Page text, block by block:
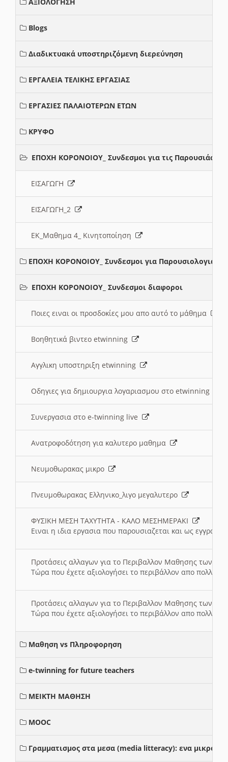
Blogs
Διαδικτυακά υποστηριζόμενη διερεύνηση
ΕΡΓΑΛΕΙΑ ΤΕΛΙΚΗΣ ΕΡΓΑΣΙΑΣ
ΕΡΓΑΣΙΕΣ ΠΑΛΑΙΟΤΕΡΩΝ ΕΤΩΝ
ΚΡΥΦΟ
ΕΠΟΧΗ ΚΟΡΟΝΟΙΟΥ_ Συνδεσμοι για τις Παρουσιάσεις
ΕΙΣΑΓΩΓΗ
ΕΙΣΑΓΩΓΗ_2
ΕΚ_Μαθημα 4_ Κινητοποίηση
ΕΠΟΧΗ ΚΟΡΟΝΟΙΟΥ_ Συνδεσμοι για Παρουσιολογια
ΕΠΟΧΗ ΚΟΡΟΝΟΙΟΥ_ Συνδεσμοι διαφοροι
Ποιες ειναι οι προσδοκίες μου απο αυτό το μάθημα
Βοηθητικά βιντεο etwinning
Αγγλικη υποστηριξη etwinning
Οδηγιες για δημιουργια λογαριασμου στο etwinning
Συνεργασια στο e-twinning live
Ανατροφοδότηση για καλυτερο μαθημα
Νευμοθωρακας μικρο
Πνευμοθωρακας Ελληνικο_λιγο μεγαλυτερο
ΦΥΣΙΚΗ ΜΕΣΗ ΤΑΧΥΤΗΤΑ - ΚΑΛΟ ΜΕΣΗΜΕΡΑΚΙ
Ειναι η ιδια εργασια που παρουσιαζεται και ως
Προτάσεις αλλαγων για το Περιβαλλον Μαθησης των
Τώρα που έχετε αξιολογήσει το περιβάλλον απο πολλές
Προτάσεις αλλαγων για το Περιβαλλον Μαθησης των
Τώρα που έχετε αξιολογήσει το περιβάλλον απο πολλές
Μαθηση vs Πληροφορηση
e-twinning for future teachers
ΜΕΙΚΤΗ ΜΑΘΗΣΗ
MOOC
Γραμματισμος στα μεσα (media litteracy): ενα μικρο